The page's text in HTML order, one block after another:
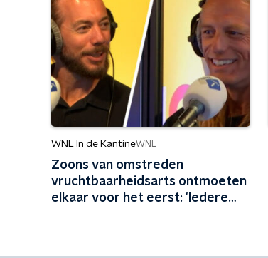
WNL In de KantineWNL
Zoons van omstreden
vruchtbaarheidsarts ontmoeten
elkaar voor het eerst: 'Iedere